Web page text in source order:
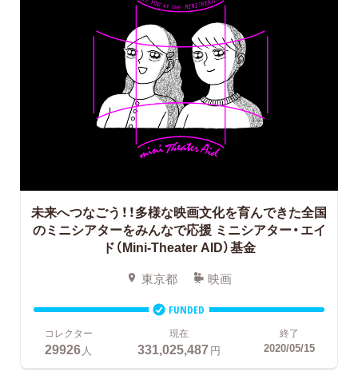
未来へつなごう！！多様な映画文化を育んできた全国
のミニシアターをみんなで応援ミニシアター・エイ
ド（Mini-Theater AID）基金
東京都 映画
FUNDED
コレクター
29926人
現在
331,025,487円
終了
2020/05/15